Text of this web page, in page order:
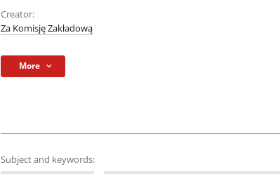
Creator:
Za Komisję Zakładową
More
Subject and keywords: